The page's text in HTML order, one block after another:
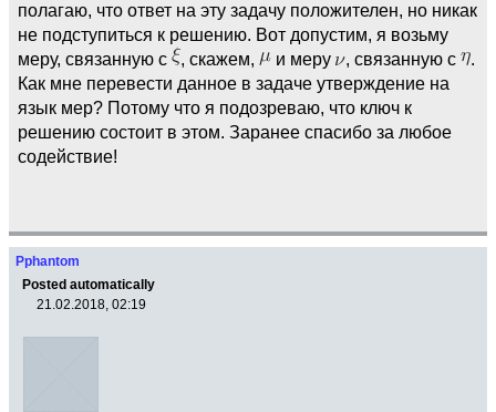
полагаю, что ответ на эту задачу положителен, но никак
не подступиться к решению. Вот допустим, я возьму
меру, связанную с
, скажем, и меру , связанную с
Как мне перевести данное в задаче утверждение на
язык мер? Потому что я подозреваю, что ключ к
решению состоит в этом. Заранее спасибо за любое
содействие!
Pphantom
Posted automatically
21.02.2018, 02:19